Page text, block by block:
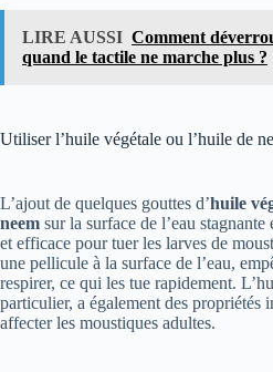
LIRE AUSSI Comment
quand le tactile ne marche plus ?
Utiliser l’huile végétale ou l’huile de
L’ajout de quelques gouttes d’huile
neem sur la surface de l’eau
et efficace pour tuer les larves de
une pellicule à la surface de l’eau,
respirer, ce qui les tue rapidement.
particulier, a également des propriétés
affecter les moustiques adultes.